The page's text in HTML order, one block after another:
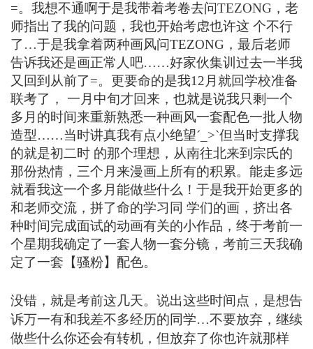
=。我想不通啊于是我带着考卷去问TEZONG ，老
师指出了我的问题，我也开始考虑也许这 个不行
了…于是我拿着两种画风问TEZONG ，最后老师
告诉我还是画正常人吧……好家伙集训过去一半我
又回到从前了=。更要命的是我12月就回学校准备
联考了， 一月中旬才回来，也就是说我只剩一个
多月的时间来重新熟悉一种画风一套配色一批人物
造型……当时讲真我有点小绝望ˊ_>ˋ但当时支撑我
的就是初二时 的那个理想，从南往北来到 宗氏的
那份热情，三个月来漫画上所有的积累。能走多远
就看我这一个多月能做些什么！于是我开始更多的
和老师交流，拼了命的学习同 学们的画，挤出各
种时间完成面试的动画有关的小作品，终于考前一
个星期我确定了一套人物一套分镜，考前三天我确
定了一套【骚粉】配色。
没错，就是考前这几天。说出这些时间点，是想告
诉万一有和我差不多经历的同学…不要放弃，继续
做些什么你还会有转机，但放弃了你也许就那样